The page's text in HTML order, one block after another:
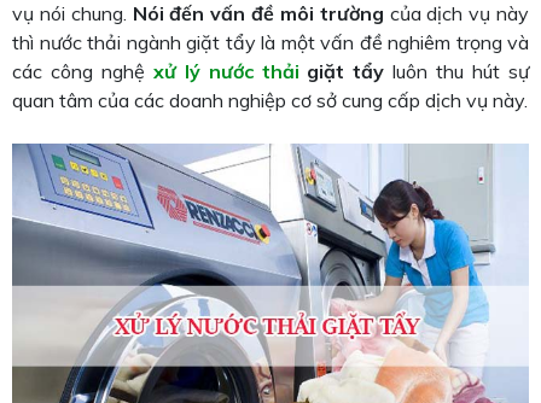
vụ nói chung. Nói đến vấn đề môi trường của dịch vụ này
thì nước thải ngành giặt tẩy là một vấn đề nghiêm trọng và
các công nghệ xử lý nước thải giặt tẩy luôn thu hút sự
quan tâm của các doanh nghiệp cơ sở cung cấp dịch vụ này.